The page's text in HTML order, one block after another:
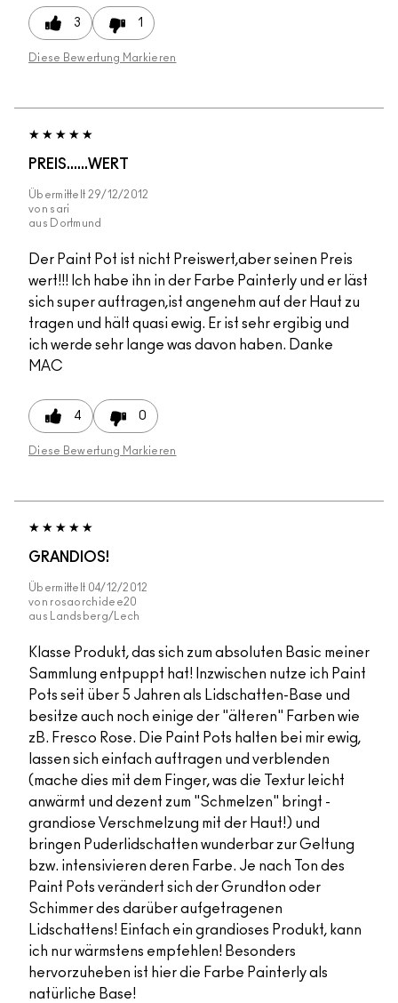
3 1
Diese Bewertung Markieren
PREIS......WERT
Übermittelt 29/12/2012
von sari
aus
Dortmund
Der Paint Pot ist nicht Preiswert,aber seinen Preis
wert!!! Ich habe ihn in der Farbe Painterly und er läst
sich super auftragen,ist angenehm auf der Haut zu
tragen und hält quasi ewig. Er ist sehr ergibig und
ich werde sehr lange was davon haben. Danke
MAC
4 0
Diese Bewertung Markieren
GRANDIOS!
Übermittelt 04/12/2012
von rosaorchidee20
aus
Landsberg/Lech
Klasse Produkt, das sich zum absoluten Basic meiner
Sammlung entpuppt hat! Inzwischen nutze ich Paint
Pots seit über 5 Jahren als Lidschatten-Base und
besitze auch noch einige der "älteren" Farben wie
zB. Fresco Rose. Die Paint Pots halten bei mir ewig,
lassen sich einfach auftragen und verblenden
(mache dies mit dem Finger, was die Textur leicht
anwärmt und dezent zum "Schmelzen" bringt -
grandiose Verschmelzung mit der Haut!) und
bringen Puderlidschatten wunderbar zur Geltung
bzw. intensivieren deren Farbe. Je nach Ton des
Paint Pots verändert sich der Grundton oder
Schimmer des darüber aufgetragenen
Lidschattens! Einfach ein grandioses Produkt, kann
ich nur wärmstens empfehlen! Besonders
hervorzuheben ist hier die Farbe Painterly als
natürliche Base!